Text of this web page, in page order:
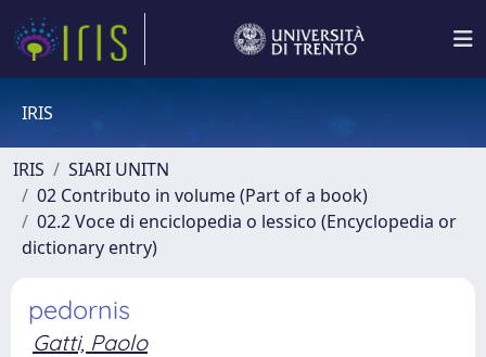
IRIS
IRIS
SIARI UNITN
02 Contributo in volume (Part of a book)
02.2 Voce di enciclopedia o lessico (Encyclopedia or
dictionary entry)
pedornis
Gatti, Paolo